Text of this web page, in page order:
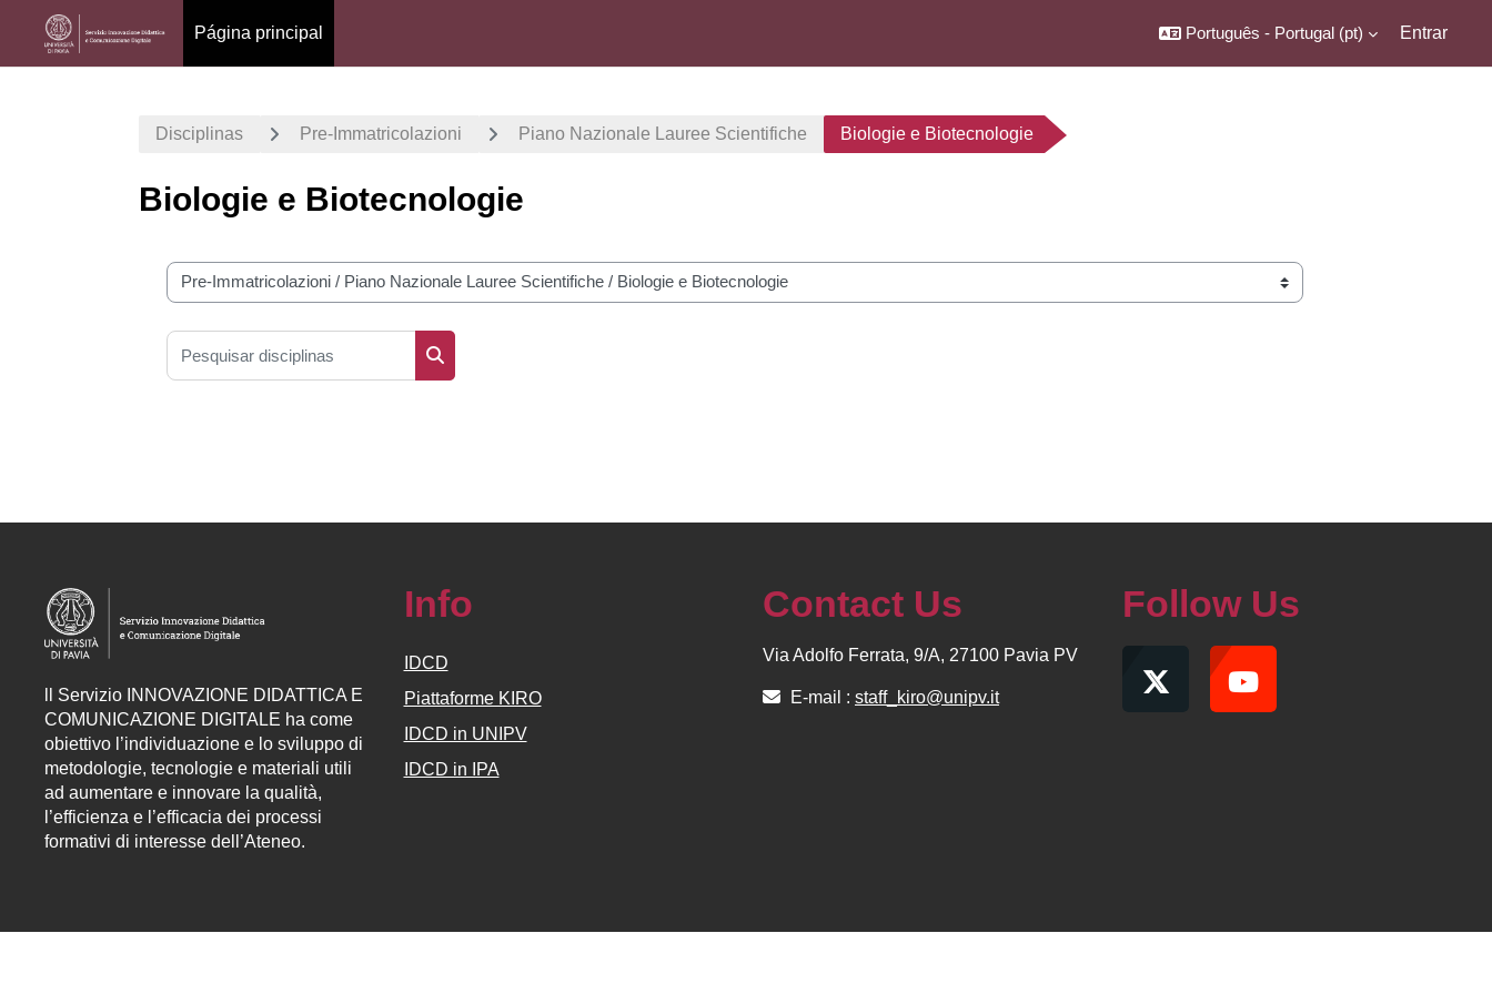
Página principal Português - Portugal ‎(pt)‎ Entrar
Disciplinas Pre-Immatricolazioni Piano Nazionale Lauree Scientifiche Biologie e Biotecnologie
Biologie e Biotecnologie
Categorias de disciplinas
Pesquisar disciplinas
Servizio INNOVAZIONE DIDATTICA E
COMUNICAZIONE DIGITALE ha come
obiettivo l’individuazione e lo sviluppo di
metodologie, tecnologie e materiali utili
ad aumentare e innovare la qualità,
l’efficienza e l’efficacia dei processi
formativi di interesse dell’Ateneo.
Info
IDCD
Piattaforme KIRO
IDCD in UNIPV
IDCD in IPA
Contact Us
Via Adolfo Ferrata, 9/A, 27100 Pavia PV
E-mail : staff_kiro@unipv.it
Follow Us